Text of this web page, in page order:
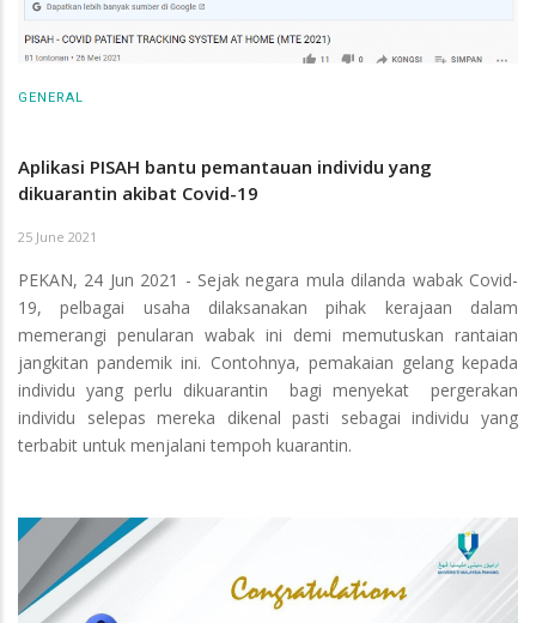
GENERAL
Aplikasi PISAH bantu pemantauan individu yang
dikuarantin akibat Covid-19
25 June 2021
PEKAN, 24 Jun 2021 - Sejak negara mula dilanda wabak Covid-
19, pelbagai usaha dilaksanakan pihak kerajaan dalam
memerangi penularan wabak ini demi memutuskan rantaian
jangkitan pandemik ini. Contohnya, pemakaian gelang kepada
individu yang perlu dikuarantin bagi menyekat pergerakan
individu selepas mereka dikenal pasti sebagai individu yang
terbabit untuk menjalani tempoh kuarantin.